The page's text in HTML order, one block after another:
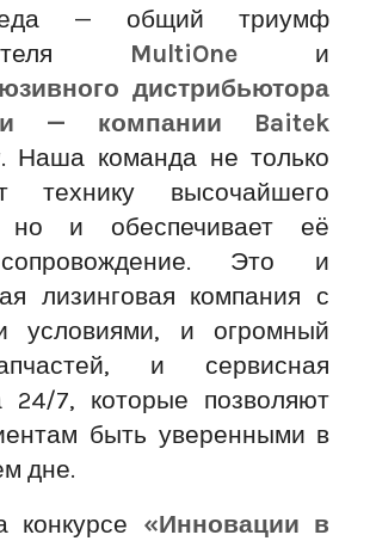
— общий триумф
MultiOne и
дистрибьютора
— компании Baitek
. Наша команда не только
технику высочайшего
но и обеспечивает её
Это и
лизинговая компания с
условиями, и огромный
и сервисная
24/7, которые позволяют
быть уверенными в
дне.
конкурсе «Инновации в